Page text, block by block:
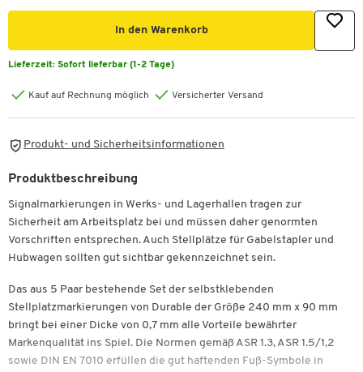
In den Warenkorb
Lieferzeit: Sofort lieferbar (1-2 Tage)
Kauf auf Rechnung möglich Versicherter Versand
Produkt- und Sicherheitsinformationen
Produktbeschreibung
Signalmarkierungen in Werks- und Lagerhallen tragen zur
Sicherheit am Arbeitsplatz bei und müssen daher genormten
Vorschriften entsprechen. Auch Stellplätze für Gabelstapler und
Hubwagen sollten gut sichtbar gekennzeichnet sein.
Das aus 5 Paar bestehende Set der selbstklebenden
Stellplatzmarkierungen von Durable der Größe 240 mm x 90 mm
bringt bei einer Dicke von 0,7 mm alle Vorteile bewährter
Markenqualität ins Spiel. Die Normen gemäß ASR 1.3, ASR 1.5/1,2
sowie DIN EN 7010 erfüllen die gut haftenden Fuß-Symbole in